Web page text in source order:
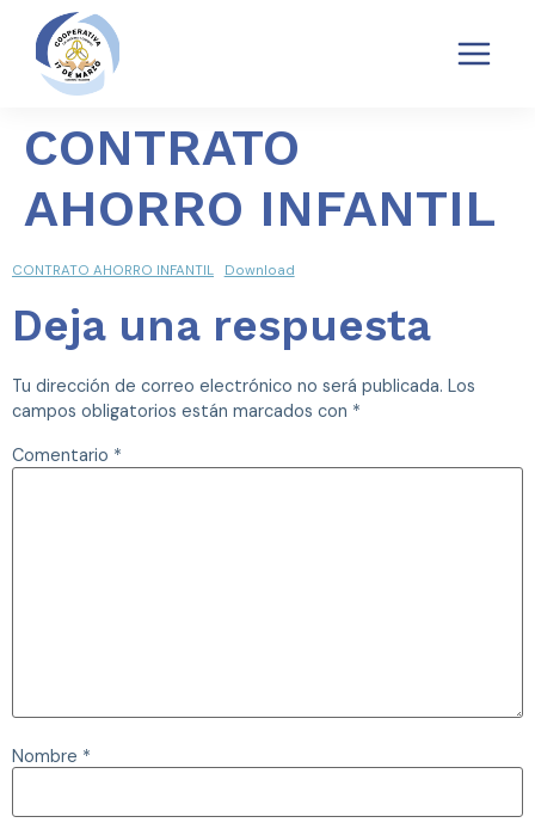
TRANSPARENCIA
POLÍTICAS SARAS
QUEJAS Y RECLAMOS SARAS
CONTRATO
AHORRO INFANTIL
CONTRATO AHORRO INFANTIL Download
Deja una respuesta
Tu dirección de correo electrónico no será publicada. Los
campos obligatorios están marcados con *
Comentario *
Nombre *